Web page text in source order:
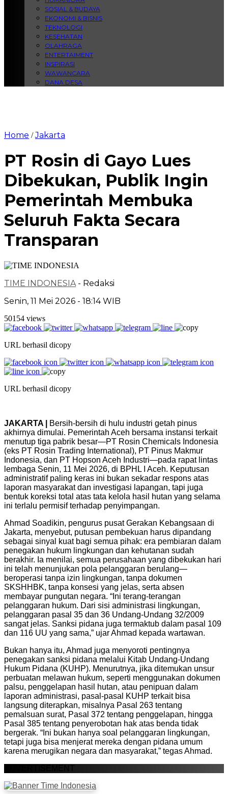
SOSIAL & BUDAYA
EKONOMI & BISNIS
TEKNOLOGI
KESEHATAN
OLAHRAGA
ENTERTAIMENT
INSPIRASI
WAWANCARA
DANA DESA
Home /Jakarta
PT Rosin di Gayo Lues
Dibekukan, Publik Ingin
Pemerintah Membuka
Seluruh Fakta Secara
Transparan
TIME INDONESIA - Redaksi
Senin, 11 Mei 2026 - 18:14 WIB
50154 views
URL berhasil dicopy
URL berhasil dicopy
JAKARTA |
Bersih-bersih di hulu industri getah pinus
akhirnya dimulai. Pemerintah Aceh bersama instansi terkait
menutup tiga pabrik besar—PT Rosin Chemicals Indonesia
(eks PT Rosin Trading International), PT Pinus Makmur
Indonesia, dan PT Hopson Aceh Industri—pada rapat lintas
lembaga Senin, 11 Mei 2026, di BPHL I Aceh. Keputusan
administratif paling keras ini bukan sekadar respons atas
laporan masyarakat dan investigasi lapangan, tapi juga
bentuk koreksi total atas tata kelola hasil hutan yang selama
ini terlalu permisif terhadap penyimpangan.
Ahmad Soadikin, pengurus pusat Gerakan Kebangsaan di
Jakarta, menyebut, putusan pembekuan harus dipandang
sebagai sinyal kuat bagi semua pihak: era pembiaran dalam
penegakan hukum lingkungan dan kehutanan sudah
berakhir. Ia menilai, semua perusahaan yang dibekukan hari
ini telah menunjukan pola pelanggaran berulang—
beroperasi tanpa izin lingkungan, tanpa dokumen
SKSHHBK, tanpa konsesi yang jelas, serta absen
membayar pungutan negara. “Ini terang-terangan
pelanggaran hukum. Dari sisi administrasi lingkungan,
pelanggaran pasal 35 dan 36 Undang-Undang 32/2009
sangat jelas. Sanksi pidana juga termaktub dalam pasal 109
dan 116 UU yang sama,” ujar Ahmad kepada wartawan.
Bukan hanya itu, Ahmad juga menyoroti pentingnya
penegakan sanksi pidana melalui Kitab Undang-Undang
Hukum Pidana (KUHP). Menurutnya, jika ditemukan unsur
perbuatan melawan hukum, seperti menggunakan dokumen
palsu, penggelapan hasil hutan, atau penipuan dalam
laporan administrasi, pasal-pasal KUHP terkait bisa
langsung diterapkan, misalnya Pasal 263 tentang
pemalsuan surat, Pasal 372 tentang penggelapan, hingga
Pasal 385 tentang penyerobotan hak atas benda tidak
bergerak. “Ini bukan hanya soal pelanggaran lingkungan,
tetapi juga bisa menjerat mereka dengan pidana umum
karena merugikan negara dan masyarakat,” tegas Ahmad.
ADVERTISEMENT